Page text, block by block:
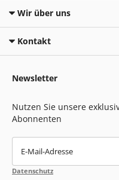
Wir über uns
Kontakt
Newsletter
Nutzen Sie unsere
Abonnenten
E-Mail-Adresse
Datenschutz